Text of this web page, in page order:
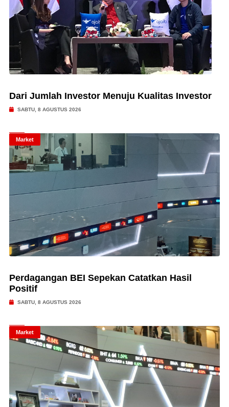
Dari Jumlah Investor Menuju Kualitas Investor
SABTU, 8 AGUSTUS 2026
Market
Perdagangan BEI Sepekan Catatkan Hasil
Positif
SABTU, 8 AGUSTUS 2026
Market